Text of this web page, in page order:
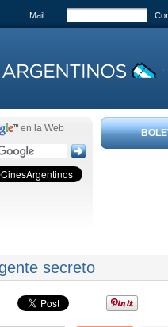
Mail
en la Web
secreto